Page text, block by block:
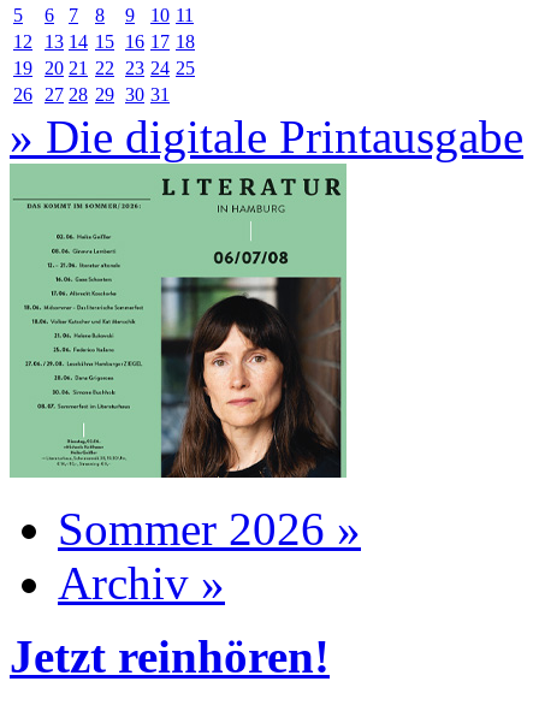
5
6 7 8 9 10 11
12
13 14 15 16 17 18
19
20 21 22 23 24 25
26
27 28 29 30 31
» Die digitale Printausgabe
Sommer 2026 »
Archiv »
Jetzt reinhören!